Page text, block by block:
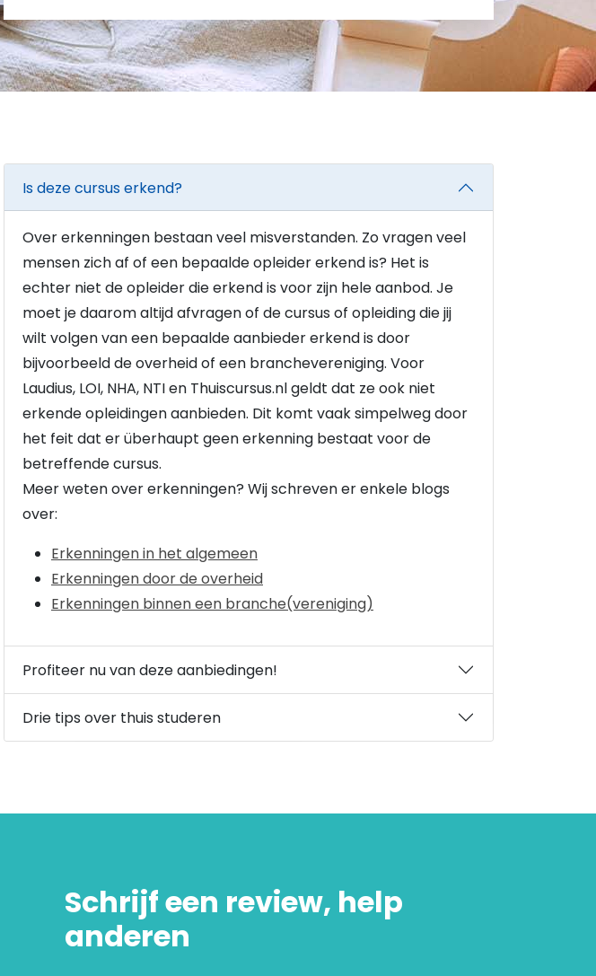
Is deze cursus erkend?
Over erkenningen bestaan veel misverstanden. Zo vragen veel
mensen zich af of een bepaalde opleider erkend is? Het is
echter niet de opleider die erkend is voor zijn hele aanbod. Je
moet je daarom altijd afvragen of de cursus of opleiding die jij
wilt volgen van een bepaalde aanbieder erkend is door
bijvoorbeeld de overheid of een branchevereniging. Voor
Laudius, LOI, NHA, NTI en Thuiscursus.nl geldt dat ze ook niet
erkende opleidingen aanbieden. Dit komt vaak simpelweg door
het feit dat er überhaupt geen erkenning bestaat voor de
betreffende cursus.
Meer weten over erkenningen? Wij schreven er enkele blogs
over:
Erkenningen in het algemeen
Erkenningen door de overheid
Erkenningen binnen een branche(vereniging)
Profiteer nu van deze aanbiedingen!
Drie tips over thuis studeren
Schrijf een review, help
anderen